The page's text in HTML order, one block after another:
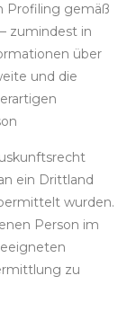
Profiling gemäß
zumindest in
über
und die
ein Drittland
wurden.
Person im
zu